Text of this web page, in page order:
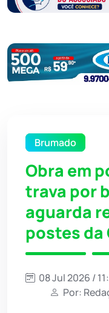
Brumado
Obra em
trava por
aguarda
postes da
08 Jul 2026 /
Por: